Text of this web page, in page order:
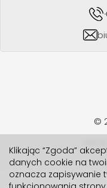
©
Klikając “Zgoda”
danych cookie na
oznacza zapisywanie